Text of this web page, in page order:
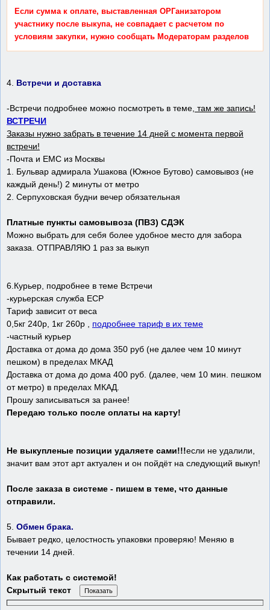
Если сумма к оплате, выставленная ОРГанизатором
участнику после выкупа, не совпадает с расчетом по
условиям закупки, нужно сообщать Модераторам разделов
4. Встречи и доставка
-Встречи подробнее можно посмотреть в теме, там же запись!
ВСТРЕЧИ
Заказы нужно забрать в течение 14 дней с момента первой
встречи!
-Почта и ЕМС из Москвы
1. Бульвар адмирала Ушакова (Южное Бутово) самовывоз (не
каждый день!) 2 минуты от метро
2. Серпуховская будни вечер обязательная
Платные пункты самовывоза (ПВЗ) СДЭК
Можно выбрать для себя более удобное место для забора
заказа. ОТПРАВЛЯЮ 1 раз за выкуп
6.Курьер, подробнее в теме Встречи
-курьерская служба ЕСР
Тариф зависит от веса
0,5кг 240р, 1кг 260р , подробнее тариф в их теме
-частный курьер
Доставка от дома до дома 350 руб (не далее чем 10 минут
пешком) в пределах МКАД
Доставка от дома до дома 400 руб. (далее, чем 10 мин. пешком
от метро) в пределах МКАД.
Прошу записываться за ранее!
Передаю только после оплаты на карту!
Не выкупленые позиции удаляете сами!!!если не удалили,
значит вам этот арт актуален и он пойдёт на следующий выкуп!
После заказа в системе - пишем в теме, что данные
отправили.
5. Обмен брака.
Бывает редко, целостность упаковки проверяю! Меняю в
течении 14 дней.
Как работать с системой!
Скрытый текст